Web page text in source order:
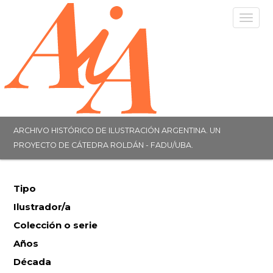
ARCHIVO HISTÓRICO DE ILUSTRACIÓN ARGENTINA. UN
PROYECTO DE CÁTEDRA ROLDÁN - FADU/UBA.
Tipo
Ilustrador/a
Colección o serie
Años
Década